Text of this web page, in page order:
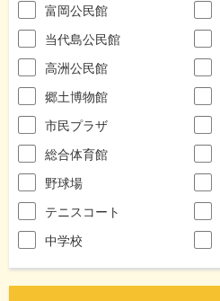
富岡公民館
当代島公民館
高洲公民館
郷土博物館
市民プラザ
総合体育館
野球場
テニスコート
中学校